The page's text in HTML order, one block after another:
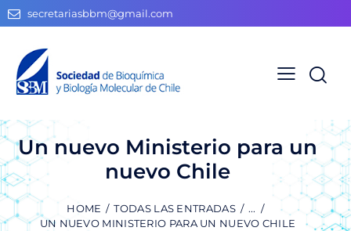
secretariasbbm@gmail.com
Un nuevo Ministerio para un
nuevo Chile
HOME TODAS LAS ENTRADAS
...
UN NUEVO MINISTERIO PARA UN NUEVO CHILE